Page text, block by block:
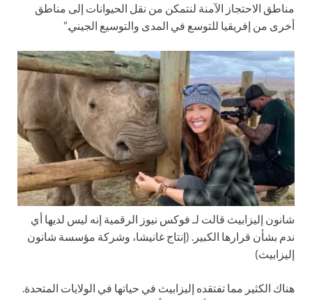
مناطق الاحتجاز الآمنة لنتمكن من نقل الحيوانات إلى مناطق
أخرى من إفريقيا للتوسع في المدى والتوسيع الجيني.”
شانون إليزابيث قالت لـ فوكس نيوز الرقمية إنه ليس لديها أي
ندم بشأن قرارها الكبير.
(إنتاج غانيشا، وشركة مؤسسة شانون
إليزابيث)
هناك الكثير مما تفتقده إليزابيث في حياتها في الولايات المتحدة.